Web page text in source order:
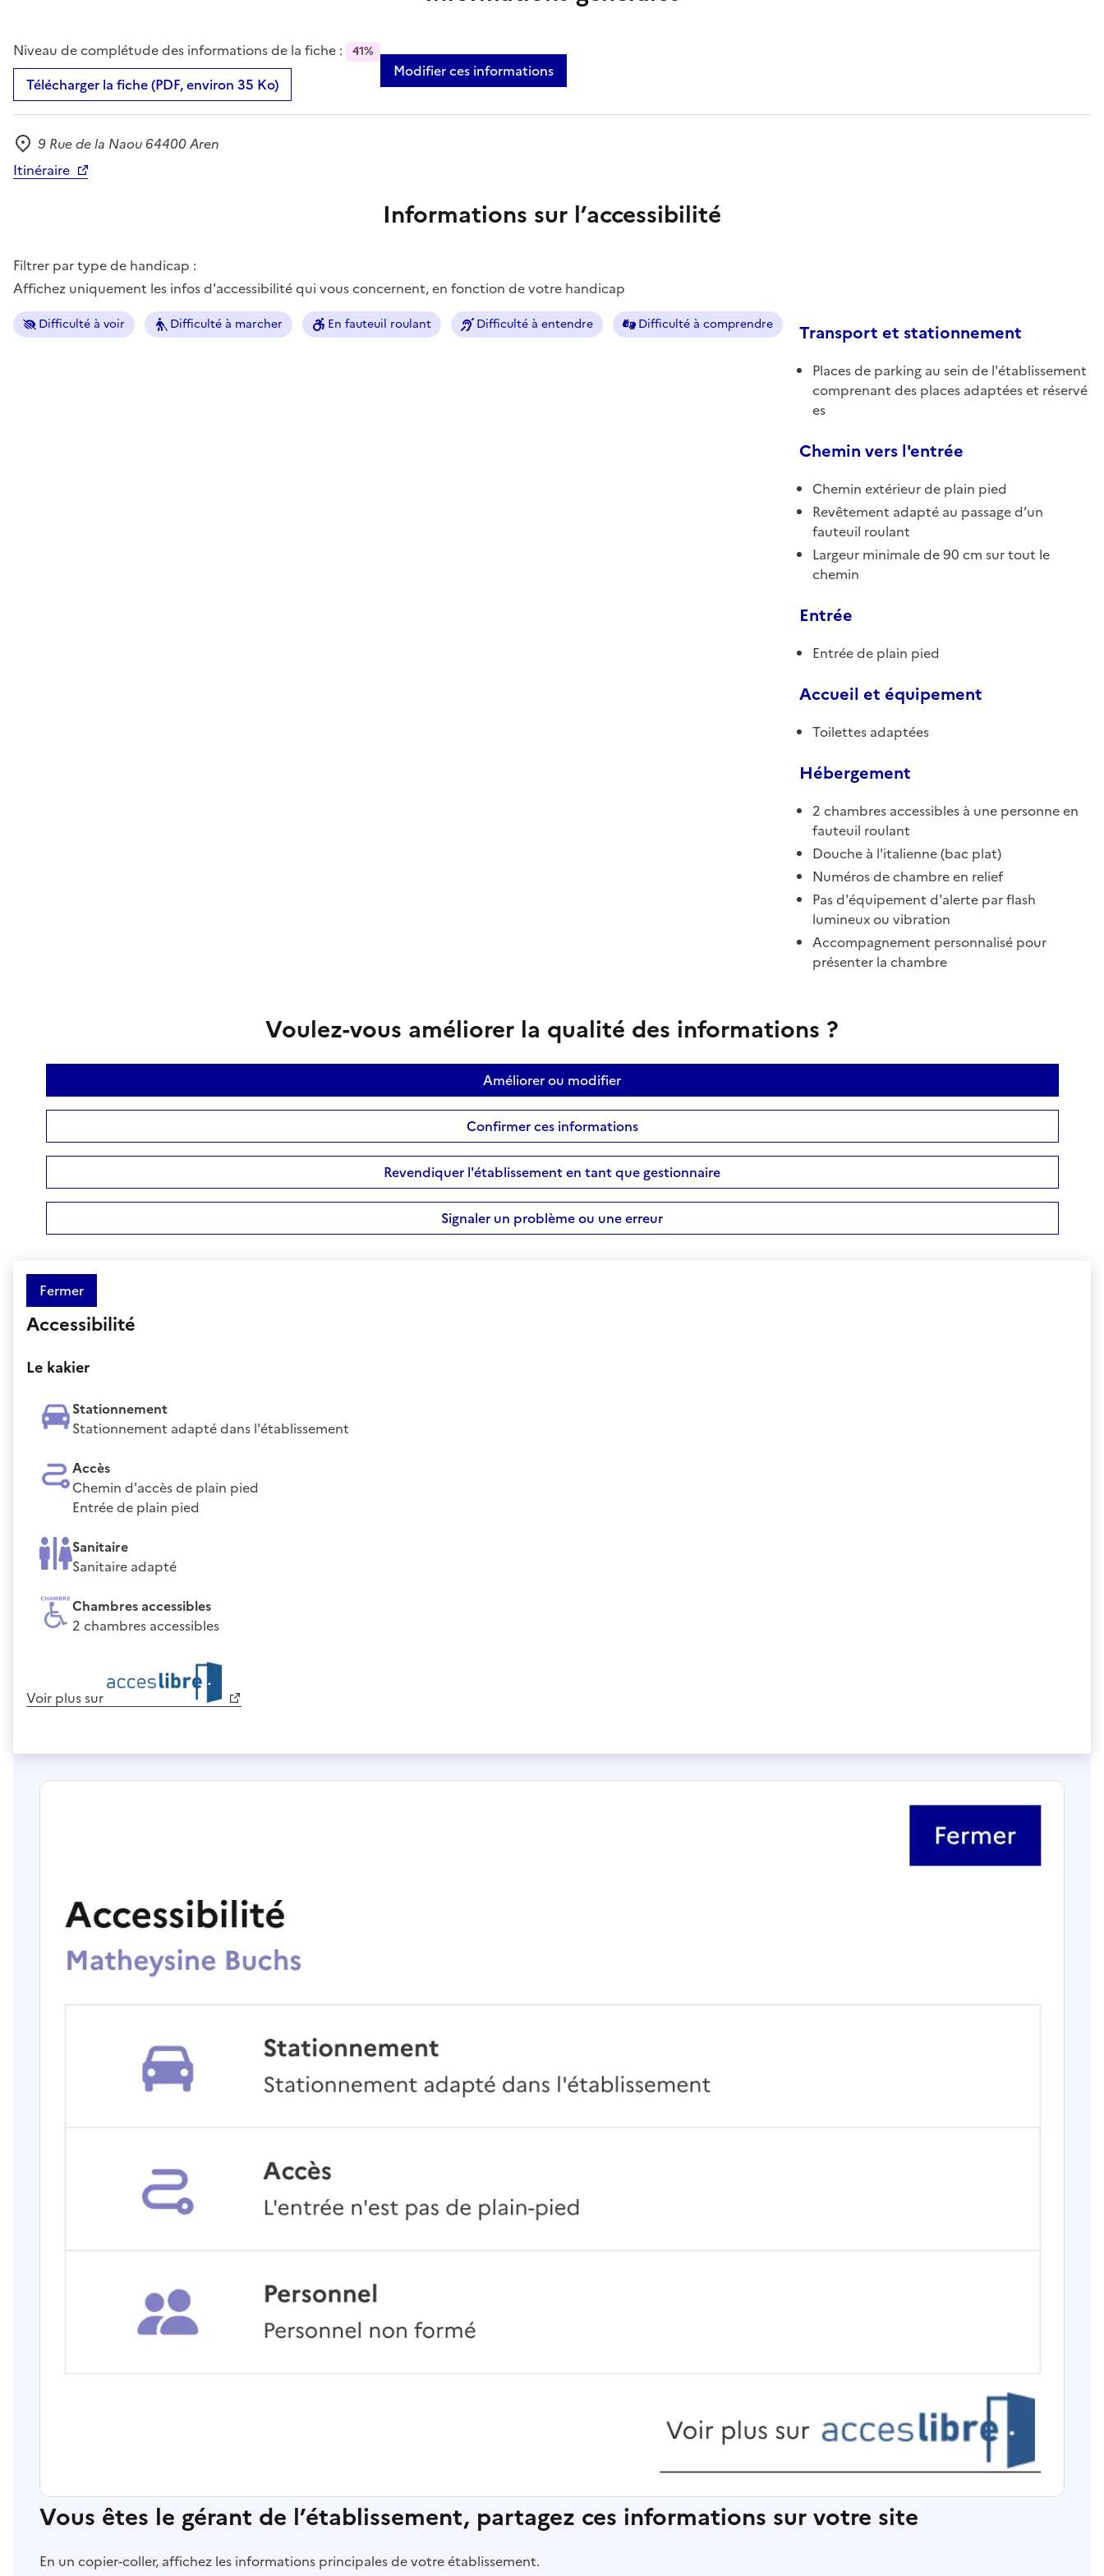
Niveau de complétude des informations de la fiche : 41%
Télécharger la fiche (PDF, environ 35 Ko)
Modifier ces informations
Adresse
9 Rue de la Naou 64400 Aren
Itinéraire
Informations sur l’accessibilité
Filtrer par type de handicap :
Affichez uniquement les infos d'accessibilité qui vous concernent, en fonction de votre handicap
Difficulté à voir Difficulté à marcher En fauteuil roulant Difficulté à entendre Difficulté à comprendre Transport et stationnement
Places de parking au sein de l'établissement
comprenant des places adaptées et réservé
es
Chemin vers l'entrée
Chemin extérieur de plain pied
Revêtement adapté au passage d’un
fauteuil roulant
Largeur minimale de 90 cm sur tout le
chemin
Entrée
Entrée de plain pied
Accueil et équipement
Toilettes adaptées
Hébergement
2 chambres accessibles à une personne en
fauteuil roulant
Douche à l'italienne (bac plat)
Numéros de chambre en relief
Pas d'équipement d'alerte par flash
lumineux ou vibration
Accompagnement personnalisé pour
présenter la chambre
Voulez-vous améliorer la qualité des informations ?
Améliorer ou modifier
Confirmer ces informations
Revendiquer l'établissement en tant que gestionnaire
Signaler un problème ou une erreur
Fermer
Accessibilité
Le kakier
Stationnement
Stationnement adapté dans l'établissement
Accès
Chemin d'accès de plain pied
Entrée de plain pied
Sanitaire
Sanitaire adapté
Chambres accessibles
2 chambres accessibles
Voir plus sur
Vous êtes le gérant de l’établissement, partagez ces informations sur votre site
En un copier-coller, affichez les informations principales de votre établissement.